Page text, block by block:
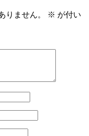
りません。 ※ が付い